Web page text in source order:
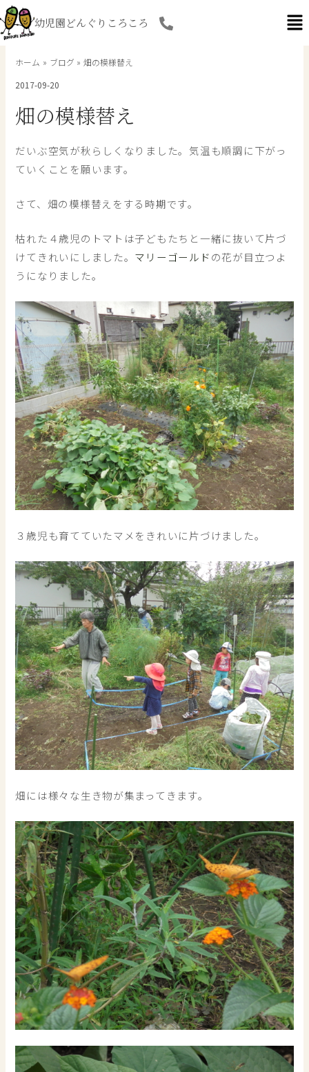
内
容
を
幼児園どんぐりころころ
ホーム ブログ
畑の模様替え
2017-09-20
畑の模様替え
だいぶ空気が秋らしくなりました。気温も順調に下がっ
ていくことを願います。
さて、畑の模様替えをする時期です。
枯れた４歳児のトマトは子どもたちと一緒に抜いて片づ
けてきれいにしました。 マリーゴールドの花が目立つよ
うになりました。
３歳児も育てていたマメをきれいに片づけました。
畑には様々な生き物が集まってきます。